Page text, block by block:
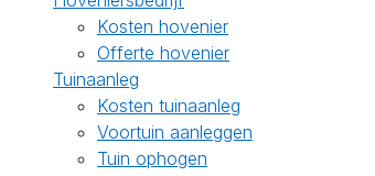
Kosten hovenier
Offerte hovenier
Tuinaanleg
Kosten tuinaanleg
Voortuin aanleggen
Tuin ophogen